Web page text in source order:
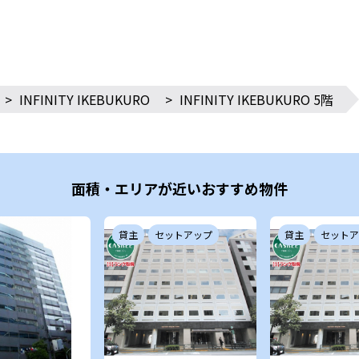
> INFINITY IKEBUKURO > INFINITY IKEBUKURO 5階
面積・エリアが近いおすすめ物件
貸主 セットアップ 貸主 セット